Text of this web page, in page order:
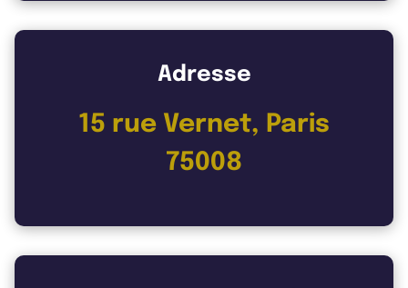
Adresse
15 rue Vernet, Paris
75008